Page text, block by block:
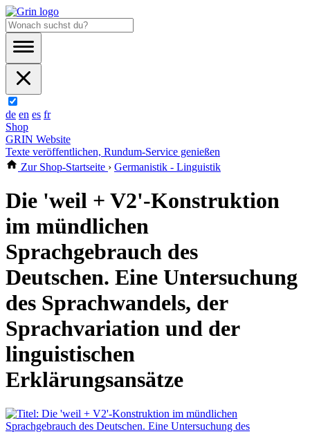
de en es fr
Shop
GRIN Website
Texte veröffentlichen, Rundum-Service genießen
Zur Shop-Startseite › Germanistik - Linguistik
Die 'weil + V2'-Konstruktion
im mündlichen
Sprachgebrauch des
Deutschen. Eine Untersuchung
des Sprachwandels, der
Sprachvariation und der
linguistischen
Erklärungsansätze